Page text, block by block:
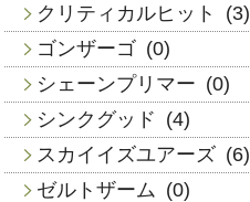
クリティカルヒット
(3)
ゴンザーゴ (0)
シェーンプリマー (0)
シンクグッド (4)
スカイイズユアーズ (6)
ゼルトザーム (0)